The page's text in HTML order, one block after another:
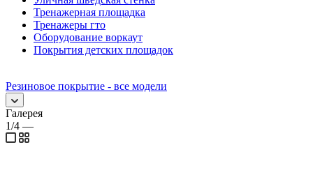
Тренажерная площадка
Тренажеры гто
Оборудование воркаут
Покрытия детских площадок
Резиновое покрытие - все модели
Галерея
1/4 —